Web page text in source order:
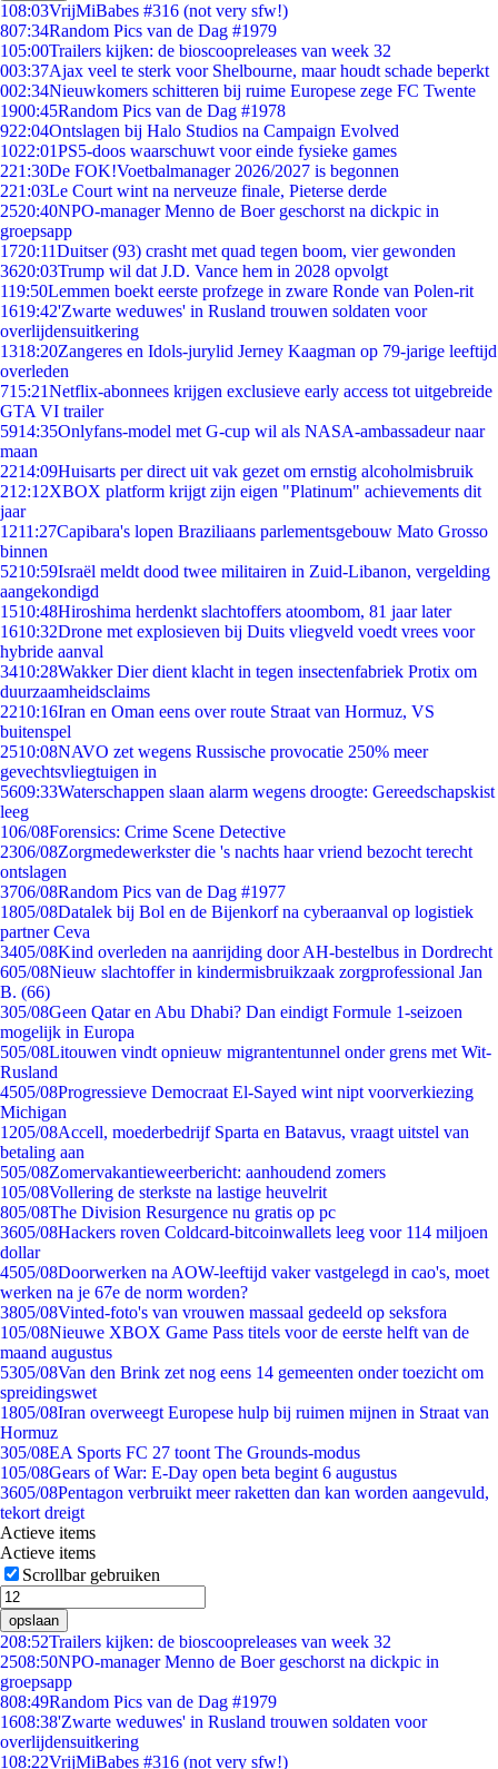
108:03VrijMiBabes #316 (not very sfw!)
807:34Random Pics van de Dag #1979
105:00Trailers kijken: de bioscoopreleases van week 32
003:37Ajax veel te sterk voor Shelbourne, maar houdt schade beperkt
002:34Nieuwkomers schitteren bij ruime Europese zege FC Twente
1900:45Random Pics van de Dag #1978
922:04Ontslagen bij Halo Studios na Campaign Evolved
1022:01PS5-doos waarschuwt voor einde fysieke games
221:30De FOK!Voetbalmanager 2026/2027 is begonnen
221:03Le Court wint na nerveuze finale, Pieterse derde
2520:40NPO-manager Menno de Boer geschorst na dickpic in
groepsapp
1720:11Duitser (93) crasht met quad tegen boom, vier gewonden
3620:03Trump wil dat J.D. Vance hem in 2028 opvolgt
119:50Lemmen boekt eerste profzege in zware Ronde van Polen-rit
1619:42'Zwarte weduwes' in Rusland trouwen soldaten voor
overlijdensuitkering
1318:20Zangeres en Idols-jurylid Jerney Kaagman op 79-jarige leeftijd
overleden
715:21Netflix-abonnees krijgen exclusieve early access tot uitgebreide
GTA VI trailer
5914:35Onlyfans-model met G-cup wil als NASA-ambassadeur naar
maan
2214:09Huisarts per direct uit vak gezet om ernstig alcoholmisbruik
212:12XBOX platform krijgt zijn eigen "Platinum" achievements dit
jaar
1211:27Capibara's lopen Braziliaans parlementsgebouw Mato Grosso
binnen
5210:59Israël meldt dood twee militairen in Zuid-Libanon, vergelding
aangekondigd
1510:48Hiroshima herdenkt slachtoffers atoombom, 81 jaar later
1610:32Drone met explosieven bij Duits vliegveld voedt vrees voor
hybride aanval
3410:28Wakker Dier dient klacht in tegen insectenfabriek Protix om
duurzaamheidsclaims
2210:16Iran en Oman eens over route Straat van Hormuz, VS
buitenspel
2510:08NAVO zet wegens Russische provocatie 250% meer
gevechtsvliegtuigen in
5609:33Waterschappen slaan alarm wegens droogte: Gereedschapskist
leeg
106/08Forensics: Crime Scene Detective
2306/08Zorgmedewerkster die 's nachts haar vriend bezocht terecht
ontslagen
3706/08Random Pics van de Dag #1977
1805/08Datalek bij Bol en de Bijenkorf na cyberaanval op logistiek
partner Ceva
3405/08Kind overleden na aanrijding door AH-bestelbus in Dordrecht
605/08Nieuw slachtoffer in kindermisbruikzaak zorgprofessional Jan
B. (66)
305/08Geen Qatar en Abu Dhabi? Dan eindigt Formule 1-seizoen
mogelijk in Europa
505/08Litouwen vindt opnieuw migrantentunnel onder grens met Wit-
Rusland
4505/08Progressieve Democraat El-Sayed wint nipt voorverkiezing
Michigan
1205/08Accell, moederbedrijf Sparta en Batavus, vraagt uitstel van
betaling aan
505/08Zomervakantieweerbericht: aanhoudend zomers
105/08Vollering de sterkste na lastige heuvelrit
805/08The Division Resurgence nu gratis op pc
3605/08Hackers roven Coldcard-bitcoinwallets leeg voor 114 miljoen
dollar
4505/08Doorwerken na AOW-leeftijd vaker vastgelegd in cao's, moet
werken na je 67e de norm worden?
3805/08Vinted-foto's van vrouwen massaal gedeeld op seksfora
105/08Nieuwe XBOX Game Pass titels voor de eerste helft van de
maand augustus
5305/08Van den Brink zet nog eens 14 gemeenten onder toezicht om
spreidingswet
1805/08Iran overweegt Europese hulp bij ruimen mijnen in Straat van
Hormuz
305/08EA Sports FC 27 toont The Grounds-modus
105/08Gears of War: E-Day open beta begint 6 augustus
3605/08Pentagon verbruikt meer raketten dan kan worden aangevuld,
tekort dreigt
Actieve items
Actieve items
Scrollbar gebruiken
opslaan
208:52Trailers kijken: de bioscoopreleases van week 32
2508:50NPO-manager Menno de Boer geschorst na dickpic in
groepsapp
808:49Random Pics van de Dag #1979
1608:38'Zwarte weduwes' in Rusland trouwen soldaten voor
overlijdensuitkering
108:22VrijMiBabes #316 (not very sfw!)